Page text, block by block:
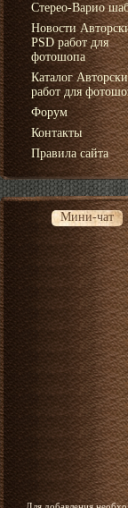
Стерео-Варио
Новости
PSD работ для
фотошопа
Каталог
работ для
Форум
Контакты
Правила сайта
Мини-чат